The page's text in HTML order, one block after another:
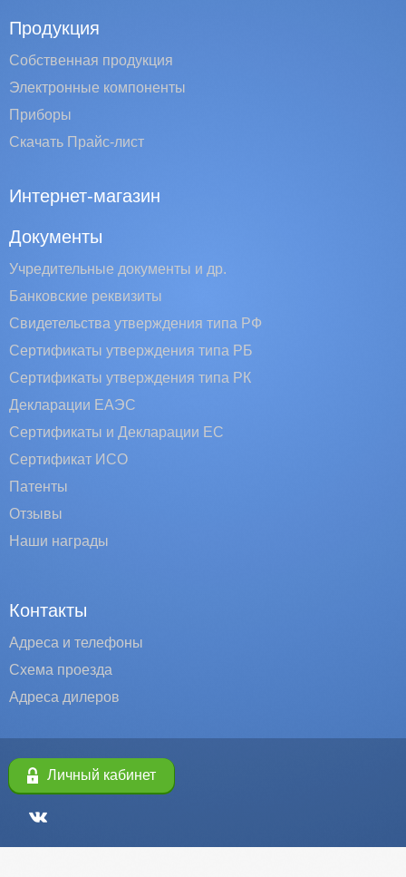
Продукция
Собственная продукция
Электронные компоненты
Приборы
Скачать Прайс-лист
Интернет-магазин
Документы
Учредительные документы и др.
Банковские реквизиты
Свидетельства утверждения типа РФ
Сертификаты утверждения типа РБ
Сертификаты утверждения типа РК
Декларации ЕАЭС
Сертификаты и Декларации EC
Сертификат ИСО
Патенты
Отзывы
Наши награды
Контакты
Адреса и телефоны
Схема проезда
Адреса дилеров
Личный кабинет